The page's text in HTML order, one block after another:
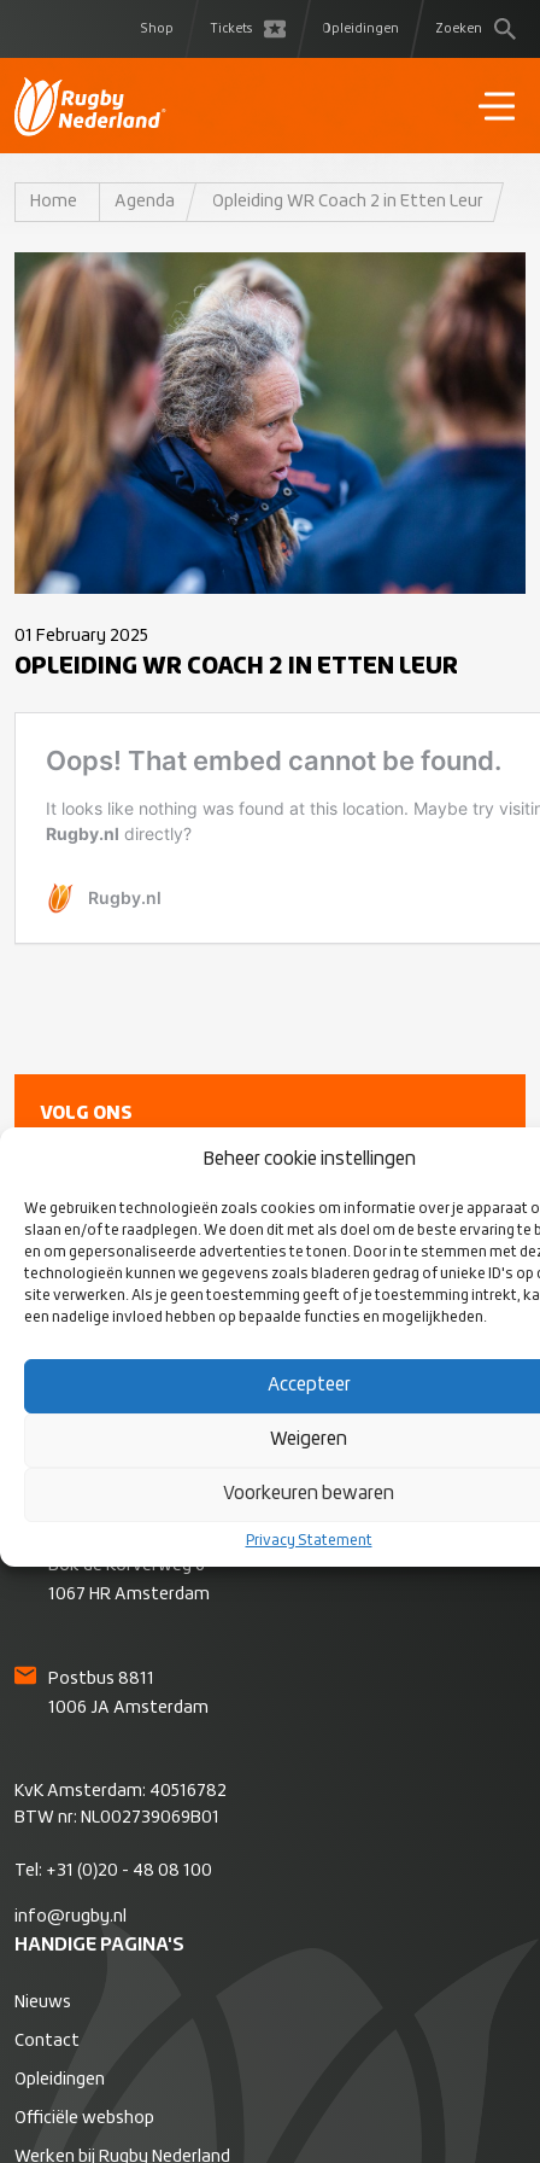
Beheer cookie instellingen
We gebruiken technologieën zoals cookies om informatie over je apparaat
slaan en/of te raadplegen. We doen dit met als doel om de beste ervaring te
en om gepersonaliseerde advertenties te tonen. Door in te stemmen met
technologieën kunnen we gegevens zoals bladeren gedrag of unieke ID's op
site verwerken. Als je geen toestemming geeft of je toestemming intrekt,
een nadelige invloed hebben op bepaalde functies en mogelijkheden.
Accepteer
Weigeren
Voorkeuren bewaren
Privacy Statement
Shop Tickets Opleidingen Zoeken
Home Agenda Opleiding WR Coach 2 in Etten Leur
01 February 2025
OPLEIDING WR COACH 2 IN ETTEN LEUR
VOLG ONS
Bok de Korverweg 6
1067 HR Amsterdam
Postbus 8811
1006 JA Amsterdam
KvK Amsterdam: 40516782
BTW nr: NL002739069B01
Tel: +31 (0)20 - 48 08 100
info@rugby.nl
HANDIGE PAGINA'S
Nieuws
Contact
Opleidingen
Officiële webshop
Werken bij Rugby Nederland